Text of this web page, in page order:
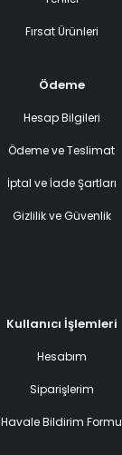
Fırsat Ürünleri
Ödeme
Hesap Bilgileri
Ödeme ve Teslimat
İptal ve İade Şartları
Gizlilik ve Güvenlik
Kullanıcı İşlemleri
Hesabım
Siparişlerim
Havale Bildirim Formu